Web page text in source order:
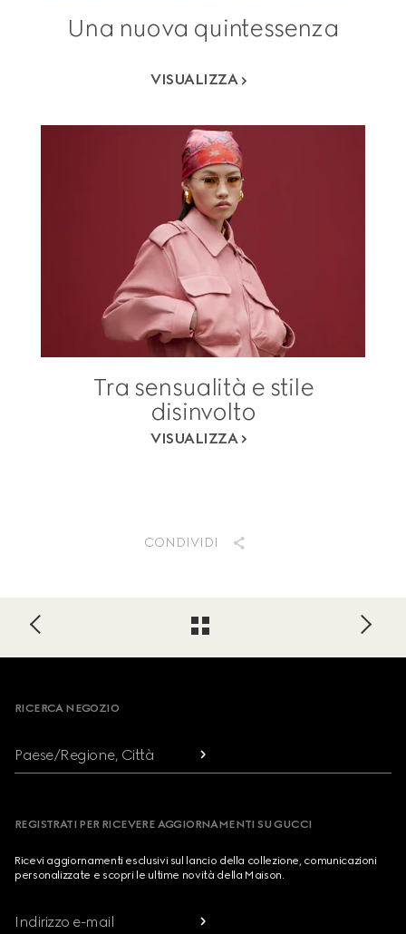
Una nuova quintessenza
VISUALIZZA
Tra sensualità e stile
disinvolto
VISUALIZZA
CONDIVIDI
Footer
RICERCA NEGOZIO
Paese/Regione, Città
REGISTRATI PER RICEVERE AGGIORNAMENTI SU GUCCI
Ricevi aggiornamenti esclusivi sul lancio della collezione, comunicazioni
personalizzate e scopri le ultime novità della Maison.
Indirizzo e-mail